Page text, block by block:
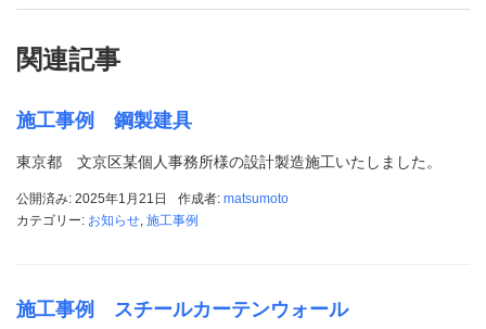
関連記事
施工事例 鋼製建具
東京都 文京区某個人事務所様の設計製造施工いたしました。
公開済み: 2025年1月21日 作成者: matsumoto
カテゴリー: お知らせ 施工事例
施工事例 スチールカーテンウォール